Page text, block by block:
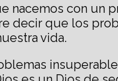
nacemos con un
decir que los
vida.